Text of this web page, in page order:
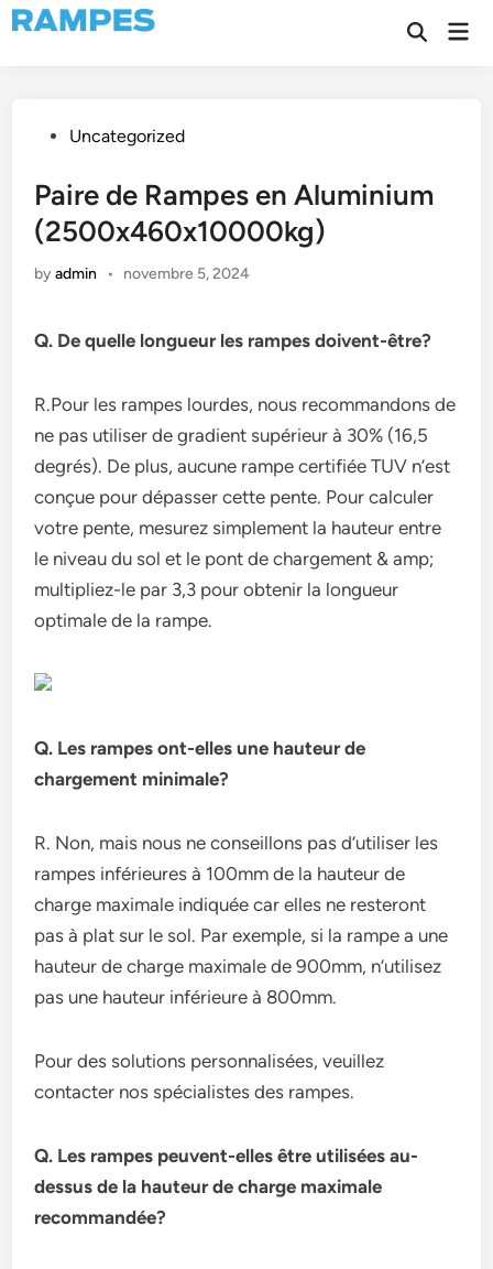
Skip
to
Open
PostedUncategorized
Paire de Rampes en Aluminium
(2500x460x10000kg)
byadmin • novembre 5, 2024
Q. De quelle longueur les rampes doivent-être?
R.Pour les rampes lourdes, nous recommandons de
ne pas utiliser de gradient supérieur à 30% (16,5
degrés). De plus, aucune rampe certifiée TUV n’est
conçue pour dépasser cette pente. Pour calculer
votre pente, mesurez simplement la hauteur entre
le niveau du sol et le pont de chargement & amp;
multipliez-le par 3,3 pour obtenir la longueur
optimale de la rampe.
Q. Les rampes ont-elles une hauteur de
chargement minimale?
R. Non, mais nous ne conseillons pas d’utiliser les
rampes inférieures à 100mm de la hauteur de
charge maximale indiquée car elles ne resteront
pas à plat sur le sol. Par exemple, si la rampe a une
hauteur de charge maximale de 900mm, n’utilisez
pas une hauteur inférieure à 800mm.
Pour des solutions personnalisées, veuillez
contacter nos spécialistes des rampes.
Q. Les rampes peuvent-elles être utilisées au-
dessus de la hauteur de charge maximale
recommandée?